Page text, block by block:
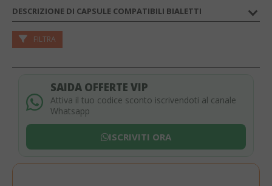
DESCRIZIONE DI CAPSULE COMPATIBILI BIALETTI
SAIDA OFFERTE VIP
Attiva il tuo codice sconto iscrivendoti al canale
Whatsapp
ISCRIVITI ORA
FILTRA